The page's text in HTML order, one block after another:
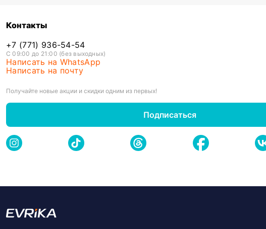
Контакты
+7 (771) 936-54-54
С 09:00 до 21:00 (без выходных)
Написать на WhatsApp
Написать на почту
Получайте новые акции и скидки одним из первых!
Подписаться